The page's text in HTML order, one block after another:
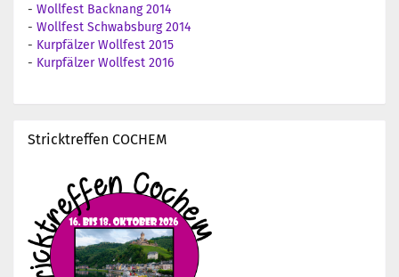
- Wollfest Backnang 2014
- Wollfest Schwabsburg 2014
- Kurpfälzer Wollfest 2015
- Kurpfälzer Wollfest 2016
Stricktreffen COCHEM